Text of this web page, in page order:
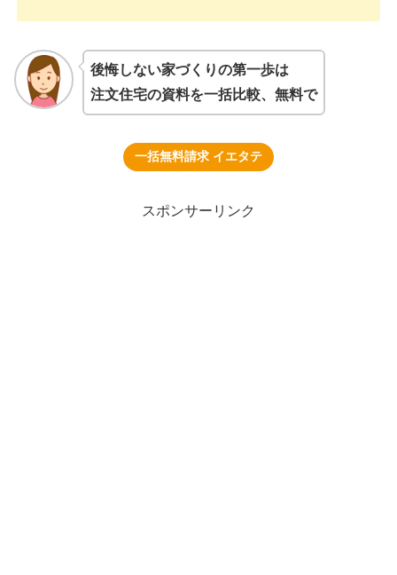
後悔しない家づくりの第一歩は
注文住宅の資料を一括比較、無料で
一括無料請求 イエタテ
スポンサーリンク